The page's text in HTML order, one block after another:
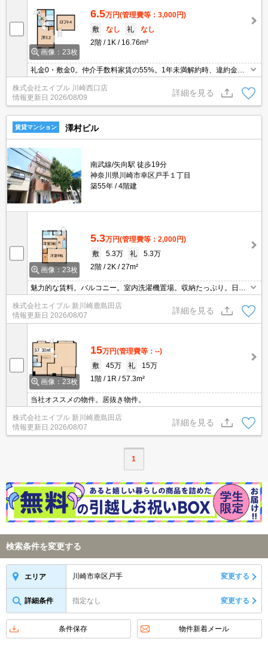
画像：23枚
6.5万円(管理費等：3,000円)
敷
なし 礼
なし
2階
1K 16.76m²
礼金0・敷金0。仲介手数料家賃の55%。1年未満解約時、違約金家
ラス家賃・管理費。8月31日迄の入居に限りフリーレント1ヶ月。
株式会社エイブル 川崎西口店
情報更新日 2026/08/09
詳細を見る
賃貸マンション 澤村ビル
南武線/矢向駅 徒歩19分
神奈川県川崎市幸区戸手１丁目
築55年
4階建
画像：23枚
5.3万円(管理費等：2,000円)
敷
5.3万 礼
5.3万
2階
2K 27m²
魅力的な賃料。バルコニー。室内洗濯機置場。収納たっぷり。日当
の0.55ヵ月分。クレジットポイント貯まります。
株式会社エイブル 新川崎鹿島田店
情報更新日 2026/08/07
詳細を見る
画像：23枚
15万円(管理費等：--)
敷
45万 礼
15万
1階
1R 57.3m²
当社オススメの物件。居抜き物件。
株式会社エイブル 新川崎鹿島田店
情報更新日 2026/08/07
詳細を見る
1
検索条件を変更する
エリア 川崎市幸区戸手 変更する
詳細条件 指定なし 変更する
条件保存 物件新着メール